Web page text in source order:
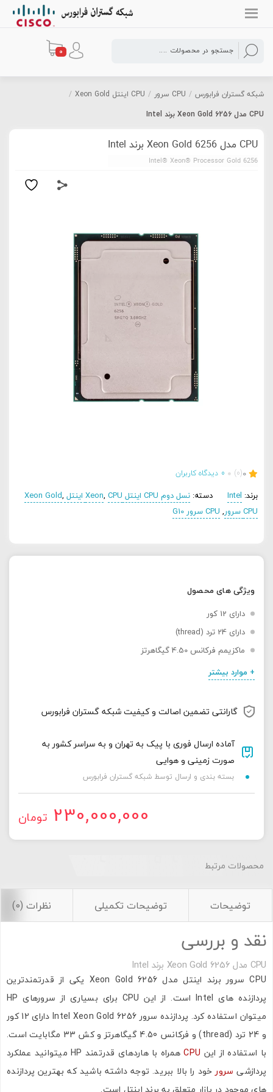
0
شبکه گستران فرابورس / CPU سرور / CPU اینتل Xeon Gold
/
CPU مدل Xeon Gold 6256 برند Intel
CPU مدل Xeon Gold 6256 برند Intel
Intel® Xeon® Processor Gold 6256
0
(0)
0 دیدگاه کاربران
برند: Intel دسته: نسل دوم CPU اینتل Xeon , CPU اینتل Xeon Gold
,
CPU سرور
, CPU سرور G10
ویژگی های محصول
دارای 12 کور
دارای 24 ترد (thread)
ماکزیمم فرکانس 4.50 گیگاهرتز
+ موارد بیشتر
گارانتی تضمین اصالت و کیفیت شبکه گستران فرابورس
آماده ارسال فوری با پیک به تهران و به سراسر کشور به
صورت زمینی و هوایی
بسته بندی و ارسال توسط شبکه گستران فرابورس
230,000,000 تومان
محصولات مرتبط
توضیحات توضیحات تکمیلی نظرات (0)
نقد و بررسی
CPU مدل Xeon Gold 6256 برند Intel
CPU سرور برند اینتل مدل Xeon Gold 6256 یکی از قدرتمندترین
پردازنده های Intel است. از این CPU برای بسیاری از سرورهای HP
میتوان استفاده کرد. پردازنده سرور Intel Xeon Gold 6256 دارای 12 کور
و 24 ترد (thread) و فرکانس 4.50 گیگاهرتز و کش 33 مگابایت است.
با استفاده از این CPU
همراه با هاردهای قدرتمند HP میتوانید عملکرد
پردازشی سرورخود را بالا ببرید. توجه داشته باشید که بهترین پردازنده